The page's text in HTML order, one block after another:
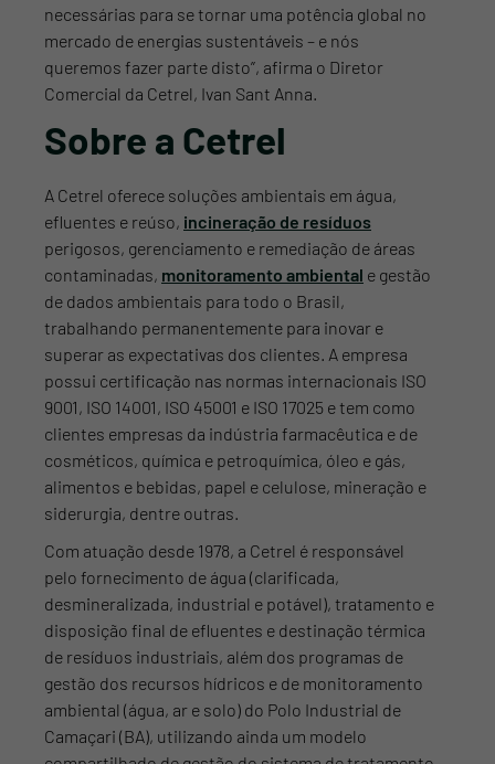
necessárias para se tornar uma potência global no
mercado de energias sustentáveis – e nós
queremos fazer parte disto”, afirma o Diretor
Comercial da Cetrel, Ivan Sant Anna.
Sobre a Cetrel
A Cetrel oferece soluções ambientais em água,
efluentes e reúso, incineração de resíduos
perigosos, gerenciamento e remediação de áreas
contaminadas, monitoramento ambiental e gestão
de dados ambientais para todo o Brasil,
trabalhando permanentemente para inovar e
superar as expectativas dos clientes. A empresa
possui certificação nas normas internacionais ISO
9001, ISO 14001, ISO 45001 e ISO 17025 e tem como
clientes empresas da indústria farmacêutica e de
cosméticos, química e petroquímica, óleo e gás,
alimentos e bebidas, papel e celulose, mineração e
siderurgia, dentre outras.
Com atuação desde 1978, a Cetrel é responsável
pelo fornecimento de água (clarificada,
desmineralizada, industrial e potável), tratamento e
disposição final de efluentes e destinação térmica
de resíduos industriais, além dos programas de
gestão dos recursos hídricos e de monitoramento
ambiental (água, ar e solo) do Polo Industrial de
Camaçari (BA), utilizando ainda um modelo